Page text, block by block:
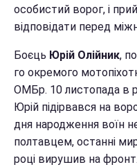
особистий ворог, і
відповідати перед
Боєць Юрій Олійник,
го окремого
ОМБр. 10 листопада в
Юрій підірвався на
дня народження воїн
полтавцем, останні
році вирушив на